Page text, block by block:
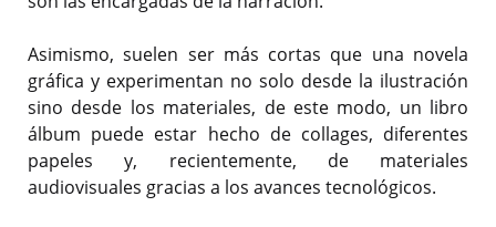
Asimismo, suelen ser más cortas que una novela
gráfica y experimentan no solo desde la ilustración
sino desde los materiales, de este modo, un libro
álbum puede estar hecho de collages, diferentes
papeles y, recientemente, de materiales
audiovisuales gracias a los avances tecnológicos.